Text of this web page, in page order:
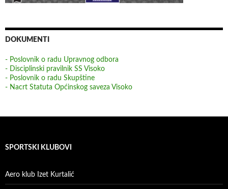
DOKUMENTI
- Poslovnik o radu Upravnog odbora
- Disciplinski pravilnik SS Visoko
- Poslovnik o radu Skupštine
- Nacrt Statuta Općinskog saveza Visoko
SPORTSKI KLUBOVI
Aero klub Izet Kurtalić